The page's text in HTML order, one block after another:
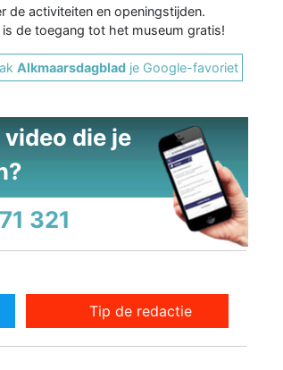
de activiteiten en openingstijden.
de toegang tot het museum gratis!
Alkmaarsdagblad je Google-favoriet
die je
321
Tip de redactie